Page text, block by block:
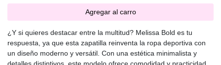
Agregar al carro
¿Y si quieres destacar entre la multitud? Melissa Bold es tu
respuesta, ya que esta zapatilla reinventa la ropa deportiva con
un diseño moderno y versátil. Con una estética minimalista y